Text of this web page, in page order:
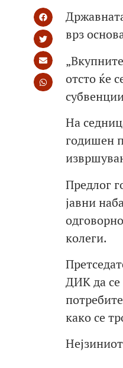
врз
отсто ќе
На
годишен
Предлог
јавни
колеги.
ДИК да се
како се